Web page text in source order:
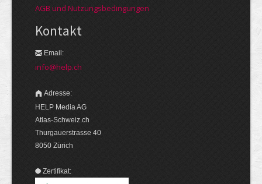
AGB und Nutzungsbedingungen
Kontakt
Email:
info@help.ch
Adresse:
HELP Media AG
Atlas-Schweiz.ch
Thurgauerstrasse 40
8050 Zürich
Zertifikat: